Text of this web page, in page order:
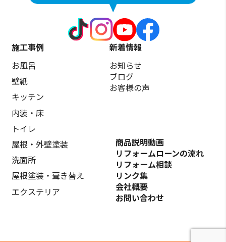
施工事例
お風呂
壁紙
キッチン
内装・床
トイレ
屋根・外壁塗装
洗面所
屋根塗装・葺き替え
エクステリア
新着情報
お知らせ
ブログ
お客様の声
商品説明動画
リフォームローンの流れ
リフォーム相談
リンク集
会社概要
お問い合わせ